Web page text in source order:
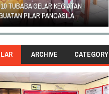
DENGAN ORANG TUA MURID
DAMAI
ARCHIVE CATEGORY